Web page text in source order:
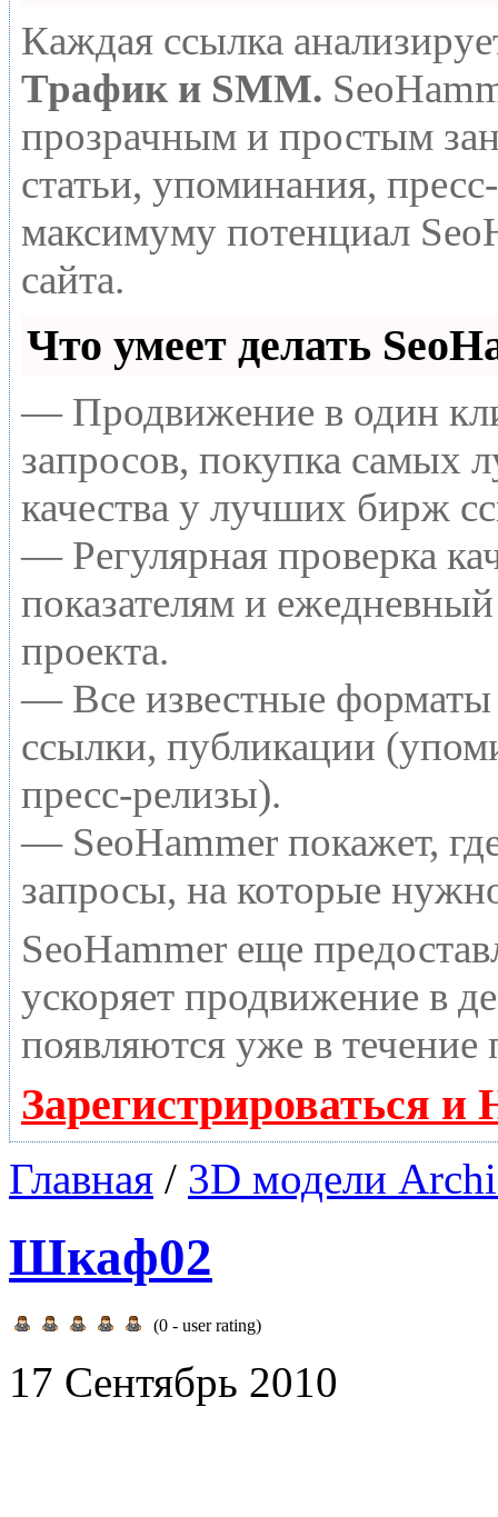
Каждая ссылка
Трафик и SMM.
прозрачным и простым
статьи, упоминания,
максимуму потенциал
сайта.
Что умеет делать
— Продвижение в один
запросов, покупка самых
качества у лучших бирж
— Регулярная проверка
показателям и ежедневный
проекта.
— Все известные форматы
ссылки, публикации
пресс-релизы).
— SeoHammer покажет,
запросы, на которые
SeoHammer еще
ускоряет продвижение в
появляются уже в
Зарегистрироваться
Главная / 3D модели
Шкаф02
(0 - user rating)
17 Сентябрь 2010